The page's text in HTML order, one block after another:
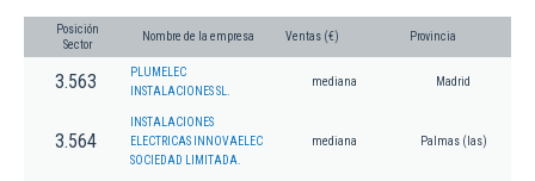
Posición
Sector
Nombre de la empresa Ventas (€) Provincia
3.563
PLUMELEC
INSTALACIONES SL.
mediana Madrid
3.564
INSTALACIONES
ELECTRICAS INNOVAELEC
SOCIEDAD LIMITADA.
mediana Palmas (las)